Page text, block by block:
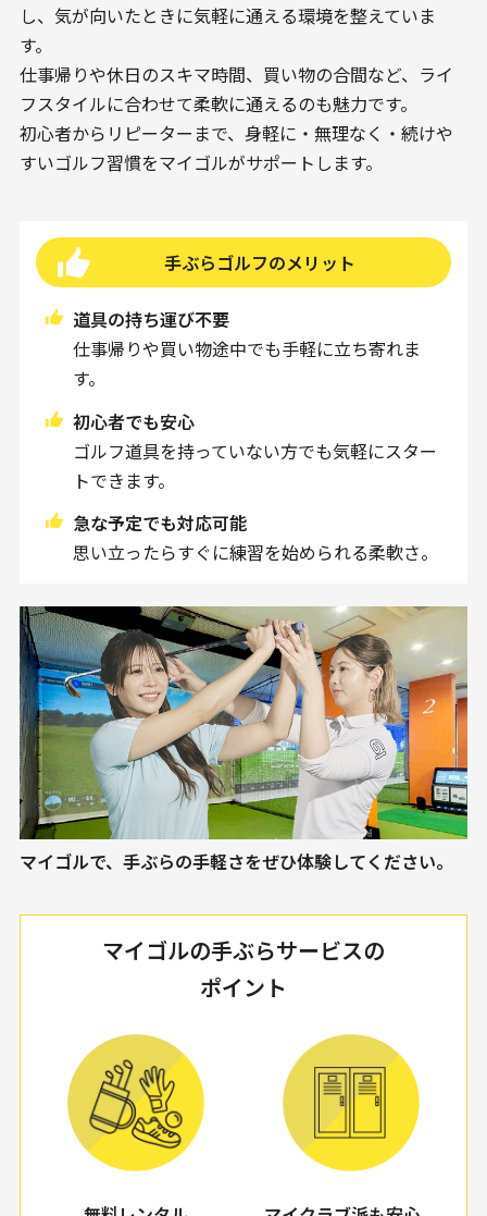
し、気が向いたときに気軽に通える環境を整えていま
す。
仕事帰りや休日のスキマ時間、買い物の合間など、ライ
フスタイルに合わせて柔軟に通えるのも魅力です。
初心者からリピーターまで、身軽に・無理なく・続けや
すいゴルフ習慣をマイゴルがサポートします。
手ぶらゴルフのメリット
道具の持ち運び不要
仕事帰りや買い物途中でも手軽に立ち寄れま
す。
初心者でも安心
ゴルフ道具を持っていない方でも気軽にスター
トできます。
急な予定でも対応可能
思い立ったらすぐに練習を始められる柔軟さ。
マイゴルで、手ぶらの手軽さをぜひ体験してください。
マイゴルの手ぶらサービスの
ポイント